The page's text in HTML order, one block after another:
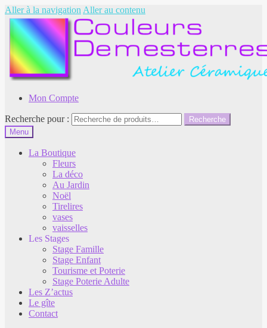
Aller à la navigation Aller au contenu
Mon Compte
Recherche pour :
Recherche
Menu
La Boutique
Fleurs
La déco
Au Jardin
Noël
Tirelires
vases
vaisselles
Les Stages
Stage Famille
Stage Enfant
Tourisme et Poterie
Stage Poterie Adulte
Les Z’actus
Le gîte
Contact